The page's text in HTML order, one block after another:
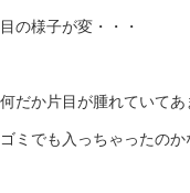
目の様子が変・・・
何だか片目が腫れていて
ゴミでも入っちゃったのか